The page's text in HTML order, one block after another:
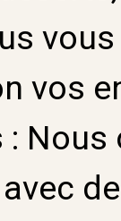
vos
: Nous